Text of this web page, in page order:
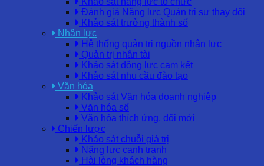
Đánh giá Năng lực Quản trị sự thay đổi
Khảo sát trưởng thành số
Nhân lực
Hệ thống quản trị nguồn nhân lực
Quản trị nhân tài
Khảo sát động lực cam kết
Khảo sát nhu cầu đào tạo
Văn hóa
Khảo sát Văn hóa doanh nghiệp
Văn hóa số
Văn hóa thích ứng, đổi mới
Chiến lược
Khảo sát chuỗi giá trị
Năng lực cạnh tranh
Hài lòng khách hàng